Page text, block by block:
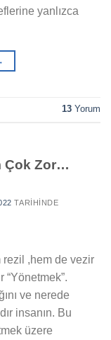
yanlızca
13 Yorum
Çok Zor…
TARIHINDE
rezil ,hem de vezir
ve nerede
insanın. Bu
üzere